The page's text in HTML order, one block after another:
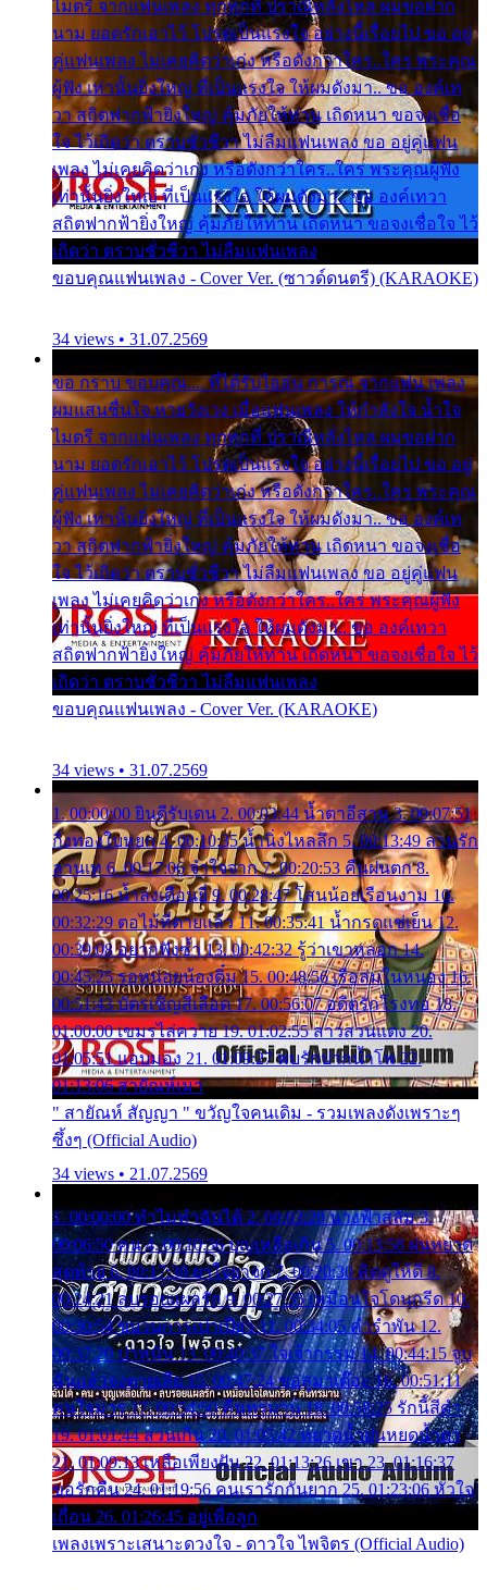
ไมตรี จากแฟนเพลง ทุกทุกที่ ปราณีหลั่งไหล ผมขอฝาก
นาม ยอดรักเอาไว้ โปรดเป็นแรงใจ อย่างนี้เรื่อยไป ขอ อยู่
คู่แฟนเพลง ไม่เคยคิดว่าเก่ง หรือดังกว่าใคร..ใคร พระคุณ
ผู้ฟัง เท่านั้นยิ่งใหญ่ ที่เป็นแรงใจ ให้ผมดังมา.. ขอ องค์เท
วา สถิตฟากฟ้ายิ่งใหญ่ คุ้มภัยให้ท่าน เถิดหนา ขอจงเชื่อ
ใจ ไว้เถิดว่า ตราบชั่วชีวา ไม่ลืมแฟนเพลง ขอ อยู่คู่แฟน
เพลง ไม่เคยคิดว่าเก่ง หรือดังกว่าใคร..ใคร พระคุณผู้ฟัง
เท่านั้นยิ่งใหญ่ ที่เป็นแรงใจ ให้ผมดังมา.. ขอ องค์เทวา
สถิตฟากฟ้ายิ่งใหญ่ คุ้มภัยให้ท่าน เถิดหนา ขอจงเชื่อใจ ไว้
เถิดว่า ตราบชั่วชีวา ไม่ลืมแฟนเพลง
ขอบคุณแฟนเพลง - Cover Ver. (ซาวด์ดนตรี) (KARAOKE)
34 views • 31.07.2569
ขอ กราบ ขอบคุณ.... ที่ได้รับไออุ่น การุณ จากแฟน เพลง
ผมแสนชื่นใจ หายวังเวง เมื่อแฟนเพลง ให้กำลังใจ น้ำใจ
ไมตรี จากแฟนเพลง ทุกทุกที่ ปราณีหลั่งไหล ผมขอฝาก
นาม ยอดรักเอาไว้ โปรดเป็นแรงใจ อย่างนี้เรื่อยไป ขอ อยู่
คู่แฟนเพลง ไม่เคยคิดว่าเก่ง หรือดังกว่าใคร..ใคร พระคุณ
ผู้ฟัง เท่านั้นยิ่งใหญ่ ที่เป็นแรงใจ ให้ผมดังมา.. ขอ องค์เท
วา สถิตฟากฟ้ายิ่งใหญ่ คุ้มภัยให้ท่าน เถิดหนา ขอจงเชื่อ
ใจ ไว้เถิดว่า ตราบชั่วชีวา ไม่ลืมแฟนเพลง ขอ อยู่คู่แฟน
เพลง ไม่เคยคิดว่าเก่ง หรือดังกว่าใคร..ใคร พระคุณผู้ฟัง
เท่านั้นยิ่งใหญ่ ที่เป็นแรงใจ ให้ผมดังมา.. ขอ องค์เทวา
สถิตฟากฟ้ายิ่งใหญ่ คุ้มภัยให้ท่าน เถิดหนา ขอจงเชื่อใจ ไว้
เถิดว่า ตราบชั่วชีวา ไม่ลืมแฟนเพลง
ขอบคุณแฟนเพลง - Cover Ver. (KARAOKE)
34 views • 31.07.2569
1. 00:00:00 ยินดีรับเดน 2. 00:03:44 น้ำตาอีสาน 3. 00:07:51
กิ่งทองใบหยก 4. 00:10:35 น้ำนิ่งไหลลึก 5. 00:13:49 ลานรัก
ลานเท 6. 00:17:06 จำใจจาก 7. 00:20:53 คืนฝนตก 8.
00:25:16 น้ำลงเดือนยี่ 9. 00:28:47 โสนน้อยเรือนงาม 10.
00:32:29 ตอไม้ที่ตายแล้ว 11. 00:35:41 น้ำกรดแช่เย็น 12.
00:39:08 อยากฟังซ้ำ 13. 00:42:32 รู้ว่าเขาหลอก 14.
00:45:25 รอหน่อยน้องติ๋ม 15. 00:48:56 เรือล่มในหนอง 16.
00:51:43 บัตรเชิญสีเลือด 17. 00:56:07 อดีตรักโรงทอ 18.
01:00:00 เขมรไล่ควาย 19. 01:02:55 สาวสวนแตง 20.
01:05:51 แอบมอง 21. 01:09:27 พบรักปากน้ำโพ 22.
01:13:06 สายัณห์เมา
" สายัณห์ สัญญา " ขวัญใจคนเดิม - รวมเพลงดังเพราะๆ
ซึ้งๆ (Official Audio)
34 views • 21.07.2569
1. 00:00:00 ทำไมทำฉันได้ 2. 00:03:20 นางฟ้าสลัม 3.
00:06:50 คน 4. 00:10:36 บุญเหลือเกิน 5. 00:13:58 ฝนหยาด
สุดท้าย 6. 00:17:30 ยาใจยาจก 7. 00:20:30 คิดดูให้ดี 8.
00:24:21 ลบรอยแผลรัก 9. 00:27:35 เหมือนใจโดนกรีด 10.
00:30:54 ขบวนการเปาเปียว 11. 00:34:05 คำรำพัน 12.
00:37:20 ปาหนัน 13. 00:40:37 ใจเจ้ากรรม 14. 00:44:15 จูบ
ฉันแล้วจงตายเสีย 15. 00:47:24 ขอสูมาเต๊อะ 16. 00:51:11
คนใจมาร 17. 00:54:50 คืนทรมาน 18. 00:58:25 รักนี้สีดำ
19. 01:01:44 ส่วนเกิน 20. 01:05:42 หยาดน้ำฝนหยดน้ำตา
21. 01:09:13 เหลือเพียงฝัน 22. 01:13:26 เขา 23. 01:16:37
ขอรักคืน 24. 01:19:56 คนเรารักกันยาก 25. 01:23:06 หัวใจ
เถื่อน 26. 01:26:45 อยู่เพื่อลูก
เพลงเพราะเสนาะดวงใจ - ดาวใจ ไพจิตร (Official Audio)